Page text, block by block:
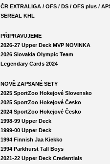
ČR EXTRALIGA / OFS / DS / OFS plus /
SEREAL KHL
PŘIPRAVUJEME
2026-27 Upper Deck MVP NOVINKA
2026 Slovakia Olympic Team
Legendary Cards 2024
NOVĚ ZAPSANÉ SETY
2025 SportZoo Hokejové Slovensko
2025 SportZoo Hokejové Česko
2024 SportZoo Hokejové Česko
1998-99 Upper Deck
1999-00 Upper Deck
1994 Finnish Jaa Kiekko
1994 Parkhurst Tall Boys
2021-22 Upper Deck Credentials